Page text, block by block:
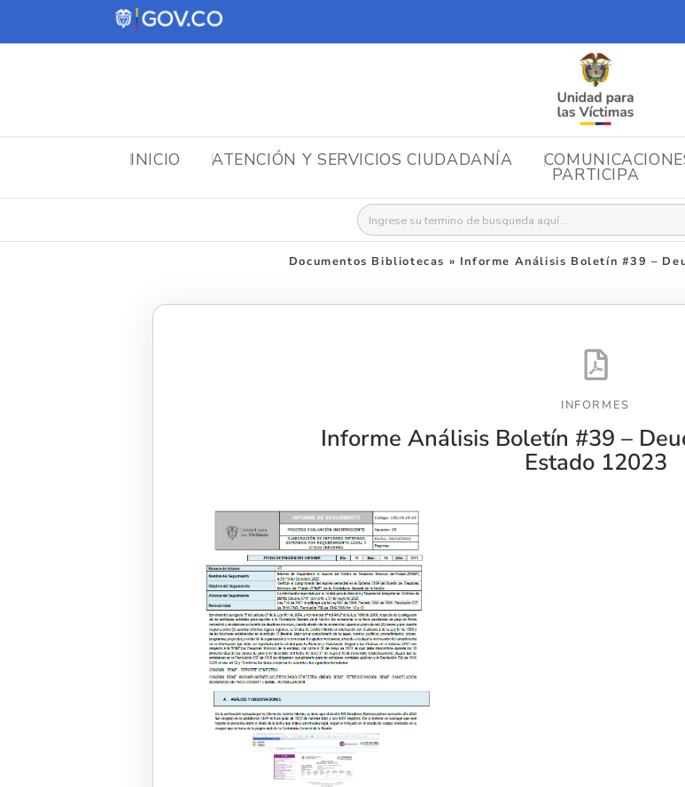
INICIO ATENCIÓN Y SERVICIOS CIUDADANÍA
PARTICIPA
Buscar:
Documentos Bibliotecas » Informe Análisis Boletín #39 –
INFORMES
Informe Análisis Boletín #39 –
Estado 12023